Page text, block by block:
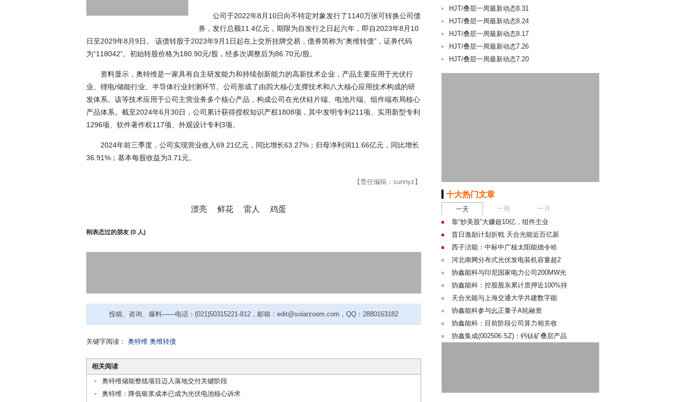
公司于2022年8月10日向不特定对象发行了1140万张可转换公司债
券，发行总额11.4亿元，期限为自发行之日起六年，即自2023年8月10
日至2029年8月9日。 该债转股于2023年9月1日起在上交所挂牌交易，债券简称为“奥维转债”，证券代码
为“118042”。初始转股价格为180.90元/股，经多次调整后为86.70元/股。
资料显示，奥特维是一家具有自主研发能力和持续创新能力的高新技术企业，产品主要应用于光伏行
业、锂电/储能行业、半导体行业封测环节。公司形成了由四大核心支撑技术和八大核心应用技术构成的研
发体系。该等技术应用于公司主营业务多个核心产品，构成公司在光伏硅片端、电池片端、组件端布局核心
产品体系。截至2024年6月30日，公司累计获得授权知识产权1808项，其中发明专利211项、实用新型专利
1296项、软件著作权117项、外观设计专利3项。
2024年前三季度，公司实现营业收入69.21亿元，同比增长63.27%；归母净利润11.66亿元，同比增长
36.91%；基本每股收益为3.71元。
【责任编辑：sunnyz】
漂亮 鲜花 雷人 鸡蛋
刚表态过的朋友 (0 人)
投稿、咨询、爆料——电话：(021)50315221-812，邮箱：edit@solarzoom.com，QQ：2880163182
关键字阅读： 奥特维 奥维转债
相关阅读
奥特维储能整线项目迈入落地交付关键阶段
奥特维：降低银浆成本已成为光伏电池核心诉求
HJT/叠层一周最新动态8.31
HJT/叠层一周最新动态8.24
HJT/叠层一周最新动态8.17
HJT/叠层一周最新动态7.26
HJT/叠层一周最新动态7.20
十大热门文章
一天 一周
一月
靠“炒美股”大赚超10亿，组件主业
昔日激励计划折戟 天合光能近百亿新
西子洁能：中标中广核太阳能德令哈
河北南网分布式光伏发电装机容量超2
协鑫能科与印尼国家电力公司200MW光
协鑫能科：控股股东累计质押近100%持
天合光能与上海交通大学共建数字能
协鑫能科参与幺正量子A轮融资
协鑫能科：目前阶段公司算力相关收
协鑫集成(002506.SZ)：钙钛矿叠层产品